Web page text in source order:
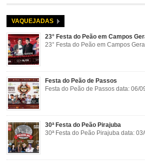
VAQUEJADAS
23° Festa do Peão em Campos
23° Festa do Peão em Campos
Festa do Peão de Passos
Festa do Peão de Passos data: 06/
30ª Festa do Peão Pirajuba
30ª Festa do Peão Pirajuba data: